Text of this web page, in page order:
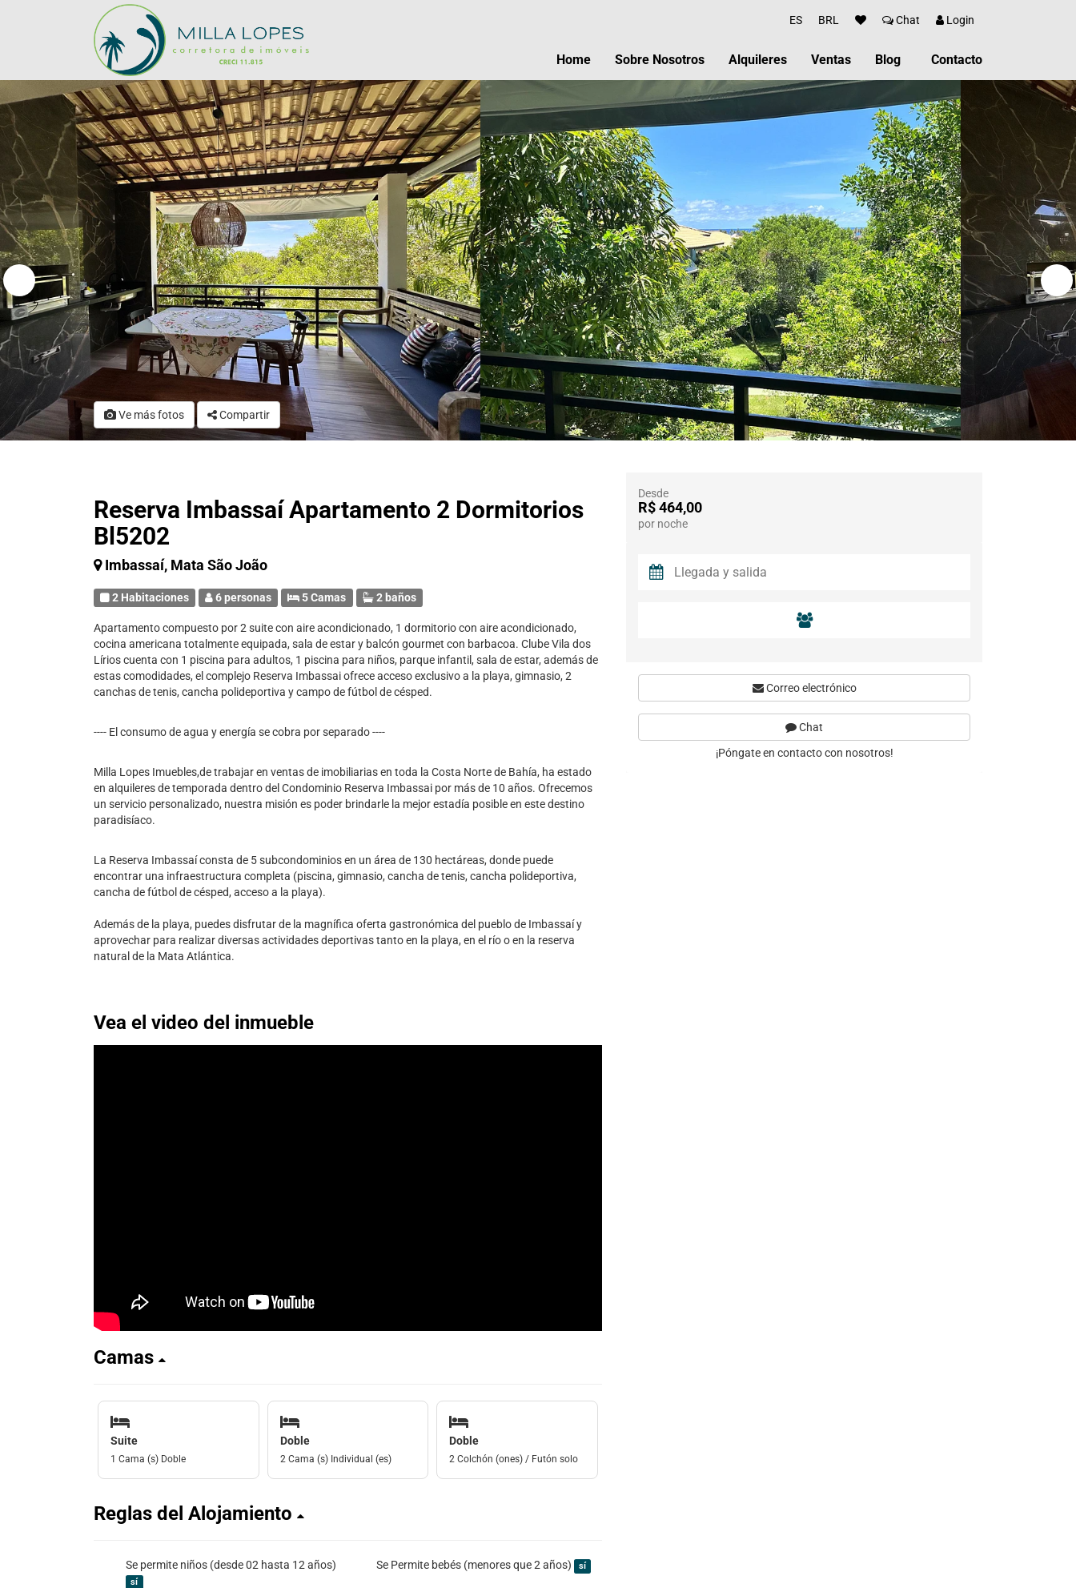
ES BRL Chat Login
Home Sobre Nosotros Alquileres Ventas Blog
Conheça a Reserva Imbassaí
Descubra Imbassaí
Actividades Deportivas
Puntos de interés cerca de Imbassai
Contacto
Ve más fotos Compartir
Reserva Imbassaí Apartamento 2 Dormitorios
Bl5202
Imbassaí, Mata São João
2 Habitaciones 6 personas 5 Camas 2 baños
Apartamento compuesto por 2 suite con aire acondicionado, 1 dormitorio con aire acondicionado,
cocina americana totalmente equipada, sala de estar y balcón gourmet con barbacoa. Clube Vila dos
Lírios cuenta con 1 piscina para adultos, 1 piscina para niños, parque infantil, sala de estar, además de
estas comodidades, el complejo Reserva Imbassai ofrece acceso exclusivo a la playa, gimnasio, 2
canchas de tenis, cancha polideportiva y campo de fútbol de césped.
---- El consumo de agua y energía se cobra por separado ----
Milla Lopes Imuebles,de trabajar en ventas de imobiliarias en toda la Costa Norte de Bahía, ha estado
en alquileres de temporada dentro del Condominio Reserva Imbassai por más de 10 años. Ofrecemos
un servicio personalizado, nuestra misión es poder brindarle la mejor estadía posible en este destino
paradisíaco.
La Reserva Imbassaí consta de 5 subcondominios en un área de 130 hectáreas, donde puede
encontrar una infraestructura completa (piscina, gimnasio, cancha de tenis, cancha polideportiva,
cancha de fútbol de césped, acceso a la playa).
Además de la playa, puedes disfrutar de la magnífica oferta gastronómica del pueblo de Imbassaí y
aprovechar para realizar diversas actividades deportivas tanto en la playa, en el río o en la reserva
natural de la Mata Atlántica.
Vea el video del inmueble
Camas
Suite
1 Cama (s) Doble
Doble
2 Cama (s) Individual (es)
Doble
2 Colchón (ones) / Futón solo
Reglas del Alojamiento
Se permite niños (desde 02 hasta 12 años)
sí
Se Permite bebés (menores que 2 años) sí
Desde
R$ 464,00
por noche
Correo electrónico
Chat
¡Póngate en contacto con nosotros!